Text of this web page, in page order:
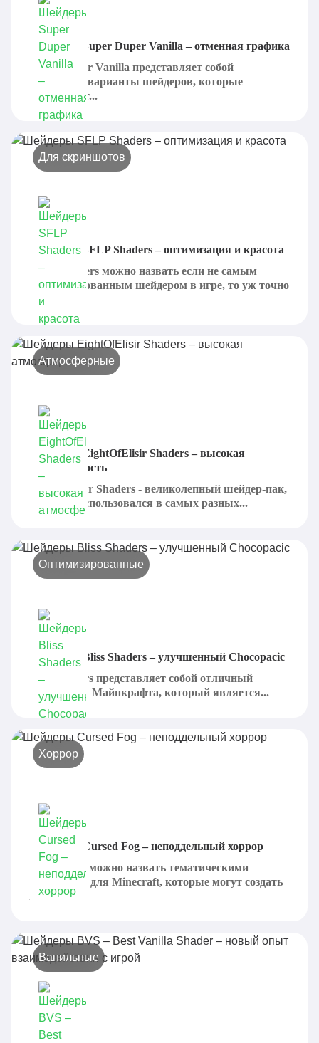
Шейдеры Super Duper Vanilla – отменная графика
Super Duper Vanilla представляет собой
идеальные варианты шейдеров, которые
предлагают...
Для скриншотов
Шейдеры SFLP Shaders – оптимизация и красота
SFLP Shaders можно назвать если не самым
оптимизированным шейдером в игре, то уж точно
одним...
Атмосферные
Шейдеры EightOfElisir Shaders – высокая
атмосферность
EightOfElisir Shaders - великолепный шейдер-пак,
который использовался в самых разных...
Оптимизированные
Шейдеры Bliss Shaders – улучшенный Chocopacic
Bliss Shaders представляет собой отличный
шейдер для Майнкрафта, который является...
Хоррор
Шейдеры Cursed Fog – неподдельный хоррор
Cursed Fog можно назвать тематическими
шейдерами для Minecraft, которые могут создать
не...
Ванильные